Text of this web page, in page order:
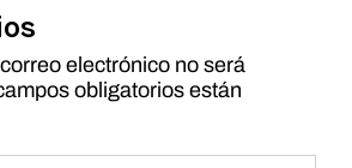
electrónico no será
obligatorios están